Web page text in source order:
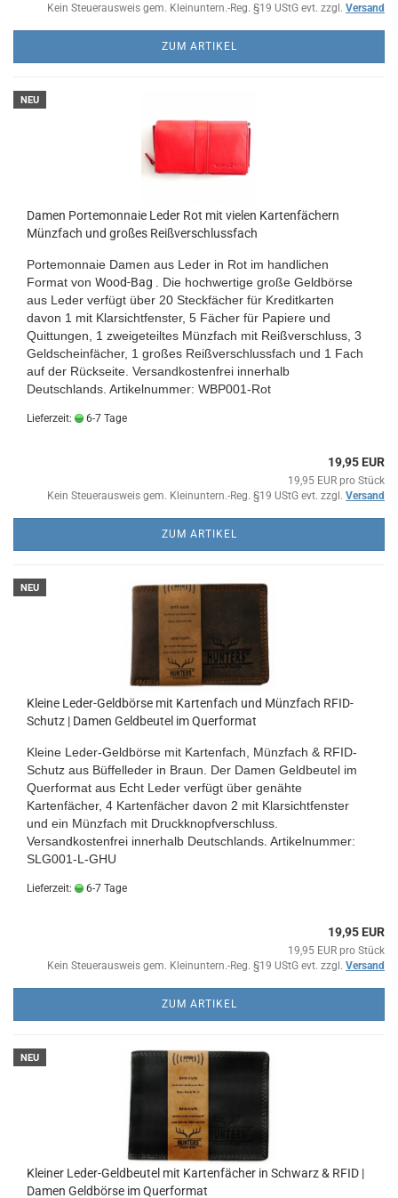
Kein Steuerausweis gem. Kleinuntern.-Reg. §19 UStG evt. zzgl. Versand
ZUM ARTIKEL
NEU
Damen Portemonnaie Leder Rot mit vielen Kartenfächern
Münzfach und großes Reißverschlussfach
Portemonnaie Damen aus Leder in Rot im handlichen
Format von Wood-Bag
. Die hochwertige große Geldbörse
aus Leder verfügt über 20 Steckfächer für Kreditkarten
davon 1 mit Klarsichtfenster, 5 Fächer für Papiere und
Quittungen, 1 zweigeteiltes Münzfach mit Reißverschluss, 3
Geldscheinfächer, 1 großes Reißverschlussfach und 1 Fach
auf der Rückseite. Versandkostenfrei innerhalb
Deutschlands. Artikelnummer: WBP001-Rot
Lieferzeit: 6-7 Tage
19,95 EUR
19,95 EUR pro Stück
Kein Steuerausweis gem. Kleinuntern.-Reg. §19 UStG evt. zzgl. Versand
ZUM ARTIKEL
NEU
Kleine Leder-Geldbörse mit Kartenfach und Münzfach RFID-
Schutz | Damen Geldbeutel im Querformat
Kleine Leder-Geldbörse mit Kartenfach, Münzfach & RFID-
Schutz aus Büffelleder in Braun. Der Damen Geldbeutel im
Querformat aus Echt Leder verfügt über genähte
Kartenfächer, 4 Kartenfächer davon 2 mit Klarsichtfenster
und ein Münzfach mit Druckknopfverschluss.
Versandkostenfrei innerhalb Deutschlands. Artikelnummer:
SLG001-L-GHU
Lieferzeit: 6-7 Tage
19,95 EUR
19,95 EUR pro Stück
Kein Steuerausweis gem. Kleinuntern.-Reg. §19 UStG evt. zzgl. Versand
ZUM ARTIKEL
NEU
Kleiner Leder-Geldbeutel mit Kartenfächer in Schwarz & RFID |
Damen Geldbörse im Querformat